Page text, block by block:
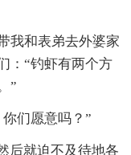
我和表弟去外婆家
：“钓虾有两个方
”
们愿意吗？”
后就迫不及待地各